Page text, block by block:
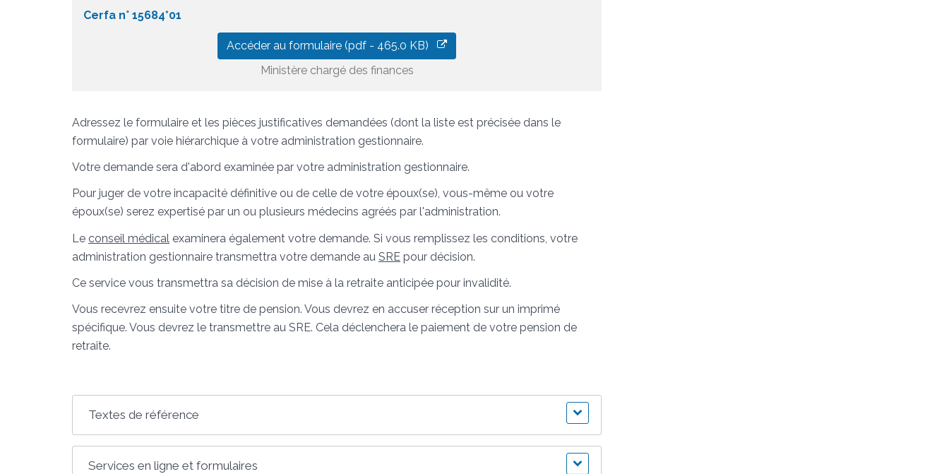
Cerfa n° 15684*01
Accéder au formulaire (pdf - 465.0 KB)
Ministère chargé des finances
Adressez le formulaire et les pièces justificatives demandées (dont la liste est précisée dans le
formulaire) par voie hiérarchique à votre administration gestionnaire.
Votre demande sera d'abord examinée par votre administration gestionnaire.
Pour juger de votre incapacité définitive ou de celle de votre époux(se), vous-même ou votre
époux(se) serez expertisé par un ou plusieurs médecins agréés par l'administration.
Le conseil médical examinera également votre demande. Si vous remplissez les conditions, votre
administration gestionnaire transmettra votre demande au SRE pour décision.
Ce service vous transmettra sa décision de mise à la retraite anticipée pour invalidité.
Vous recevrez ensuite votre titre de pension. Vous devrez en accuser réception sur un imprimé
spécifique. Vous devrez le transmettre au SRE. Cela déclenchera le paiement de votre pension de
retraite.
Textes de référence
Services en ligne et formulaires